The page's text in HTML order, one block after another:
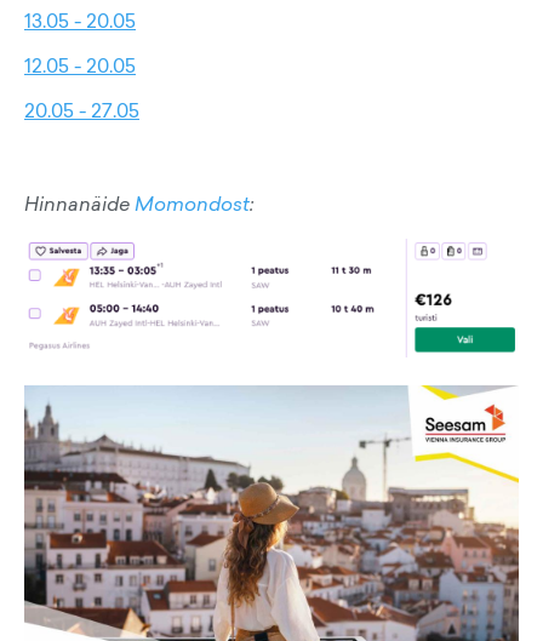
13.05 - 20.05
12.05 - 20.05
20.05 - 27.05
HinnanäideMomondost: